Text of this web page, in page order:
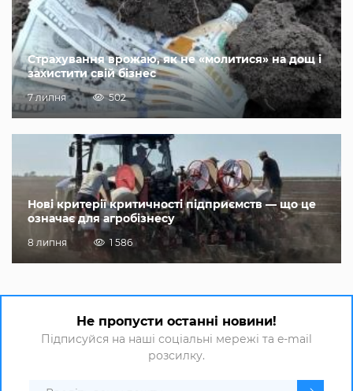
Страхування врожаю, як не «молитися» на дощ і
захистити свій бізнес
7 липня 502
Нові критерії критичності підприємств — що це
означає для агробізнесу
8 липня 1 586
Не пропусти останні новини!
Підписуйся на наші соціальні мережі та e-mail
розсилку.